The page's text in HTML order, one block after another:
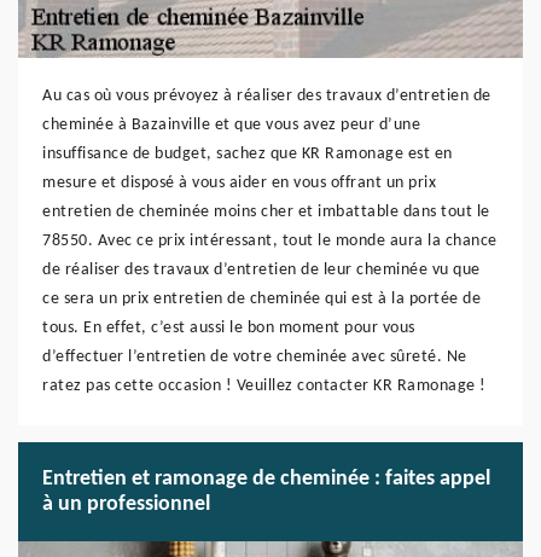
Au cas où vous prévoyez à réaliser des travaux d’entretien de
cheminée à Bazainville et que vous avez peur d’une
insuffisance de budget, sachez que KR Ramonage est en
mesure et disposé à vous aider en vous offrant un prix
entretien de cheminée moins cher et imbattable dans tout le
78550. Avec ce prix intéressant, tout le monde aura la chance
de réaliser des travaux d’entretien de leur cheminée vu que
ce sera un prix entretien de cheminée qui est à la portée de
tous. En effet, c’est aussi le bon moment pour vous
d’effectuer l’entretien de votre cheminée avec sûreté. Ne
ratez pas cette occasion ! Veuillez contacter KR Ramonage !
Entretien et ramonage de cheminée : faites appel
à un professionnel